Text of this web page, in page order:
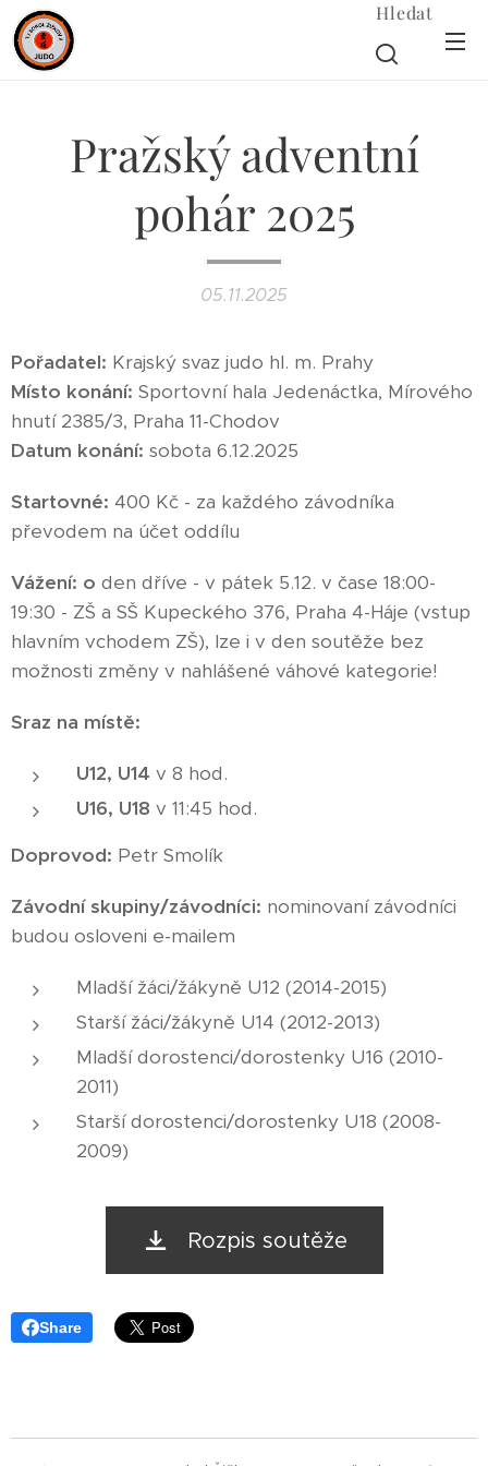
Hledat
Pražský adventní
pohár 2025
05.11.2025
Pořadatel: Krajský svaz judo hl. m. Prahy
Místo konání: Sportovní hala Jedenáctka, Mírového
hnutí 2385/3, Praha 11-Chodov
Datum konání: sobota 6.12.2025
Startovné: 400 Kč - za každého závodníka
převodem na účet oddílu
Vážení: o den dříve - v pátek 5.12. v čase 18:00-
19:30 - ZŠ a SŠ Kupeckého 376, Praha 4-Háje (vstup
hlavním vchodem ZŠ), lze i v den soutěže bez
možnosti změny v nahlášené váhové kategorie!
Sraz na místě:
U12, U14 v 8 hod.
U16, U18 v 11:45 hod.
Doprovod: Petr Smolík
Závodní skupiny/závodníci: nominovaní závodníci
budou osloveni e-mailem
Mladší žáci/žákyně U12 (2014-2015)
Starší žáci/žákyně U14 (2012-2013)
Mladší dorostenci/dorostenky U16 (2010-
2011)
Starší dorostenci/dorostenky U18 (2008-
2009)
Rozpis soutěže
Share